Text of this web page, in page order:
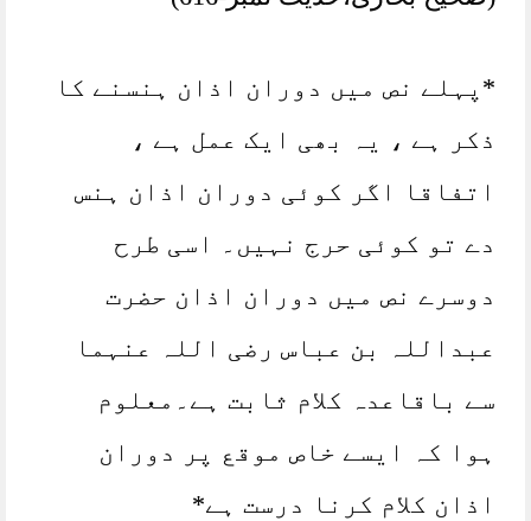
*پہلے نص میں دوران اذان ہنسنے کا
ذکر ہے ، یہ بھی ایک عمل ہے ،
اتفاقا اگر کوئی دوران اذان ہنس
دے تو کوئی حرج نہیں۔ اسی طرح
دوسرے نص میں دوران اذان حضرت
عبداللہ بن عباس رضی اللہ عنہما
سے باقاعدہ کلام ثابت ہے۔معلوم
ہوا کہ ایسے خاص موقع پر دوران
اذان کلام کرنا درست ہے*